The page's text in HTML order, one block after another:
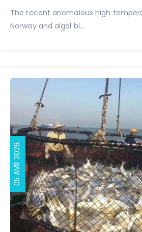
The recent anomalous high
Norway and algal bl...
05 AVR 2026